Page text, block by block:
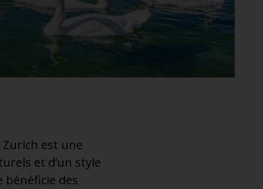
est une
et d’un style
bénéficie des